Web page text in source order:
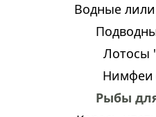
Водные
Лотосы
Нимфеи
Рыбы